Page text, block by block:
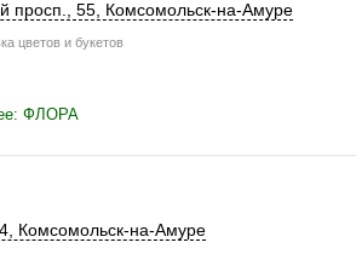
просп., 55, Комсомольск-на-Амуре
цветов и букетов
ФЛОРА
, Комсомольск-на-Амуре